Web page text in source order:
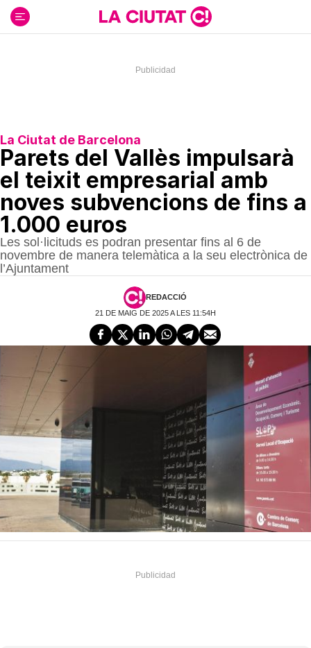
contenido
La Ciutat de Barcelona
Parets del Vallès impulsarà
el teixit empresarial amb
noves subvencions de fins a
1.000 euros
Les sol·licituds es podran presentar fins al 6 de
novembre de manera telemàtica a la seu electrònica de
l’Ajuntament
REDACCIÓ
21 DE MAIG DE 2025 A LES 11:54H